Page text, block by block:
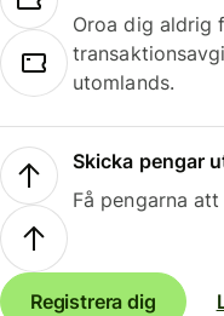
Oroa dig aldrig
utomlands.
Skicka pengar
Få pengarna
Registrera dig